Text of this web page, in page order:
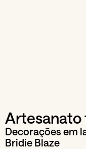
Artesanato
Decorações em
Bridie Blaze